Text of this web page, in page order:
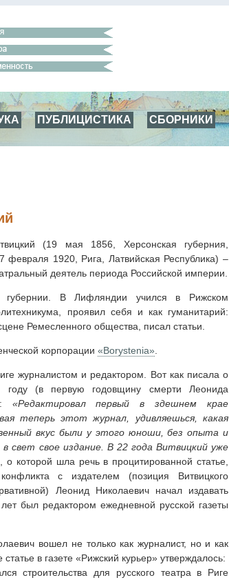
ПУБЛИЦИСТИКА СБОРНИКИ
(19 мая 1856, Херсонская губерния,
февраля 1920, Рига, Латвийская Республика) –
деятель периода Российской империи.
губернии. В Лифляндии учился в Рижском
проявил себя и как гуманитарий:
Ремесленного общества, писал статьи.
корпорации «Borystenia»
журналистом и редактором. Вот как писала о
году (в первую годовщину смерти Леонида
«Редактировал первый в здешнем крае
теперь этот журнал, удивляешься, какая
вкус были у этого юноши, без опыта и
свет свое издание. В 22 года Витвицкий уже
о которой шла речь в процитированной статье,
с издателем (позиция Витвицкого
Леонид Николаевич начал издавать
был редактором ежедневной русской газеты
вошел не только как журналист, но и как
в газете «Рижский курьер» утверждалось:
строительства для русского театра в Риге